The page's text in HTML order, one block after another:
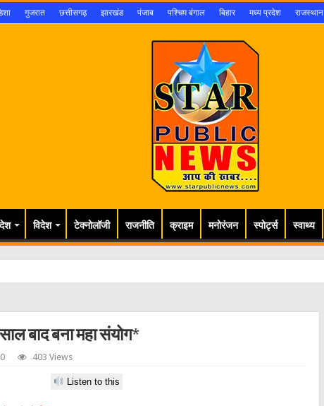
गुजरात छत्तीसगढ़ झारखंड पंजाब पश्चिम बंगाल बिहार मध्य प्रदेश राजस्थान
देश विदेश टेक्नोलॉजी राजनीति क्राइम मनोरंजन स्पोर्ट्स स्वाथ्य
बाद बना महा संयोग*
403 Views
Listen to this